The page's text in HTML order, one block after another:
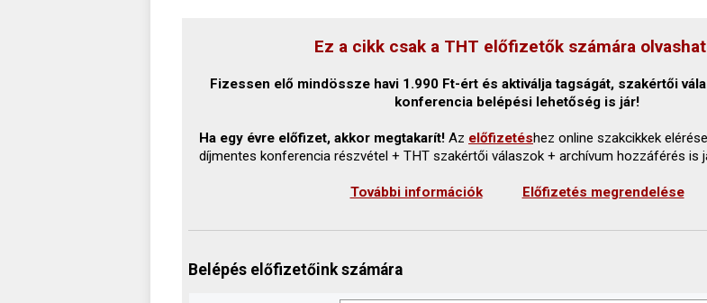
Ez a cikk csak a THT előfizetők számára
Fizessen elő mindössze havi 1.990 Ft-ért és aktiválja tagságát, szakértői
konferencia belépési lehetőség is jár!
Ha egy évre előfizet, akkor megtakarít! Az előfizetéshez online szakcikkek
díjmentes konferencia részvétel + THT szakértői válaszok + archívum hozzáférés is
További információk Előfizetés megrendelése
Belépés előfizetőink számára